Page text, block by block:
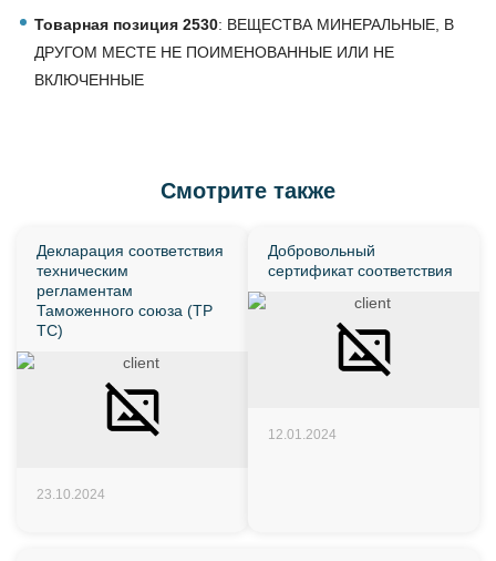
Товарная позиция 2530: ВЕЩЕСТВА МИНЕРАЛЬНЫЕ, В
ДРУГОМ МЕСТЕ НЕ ПОИМЕНОВАННЫЕ ИЛИ НЕ
ВКЛЮЧЕННЫЕ
Смотрите также
Декларация соответствия
техническим
регламентам
Таможенного союза (ТР
ТС)
23.10.2024
Добровольный
сертификат соответствия
12.01.2024